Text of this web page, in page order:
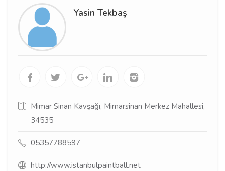
Yasin Tekbaş
Mimar Sinan Kavşağı, Mimarsinan Merkez Mahallesi,
34535
05357788597
http://www.istanbulpaintball.net